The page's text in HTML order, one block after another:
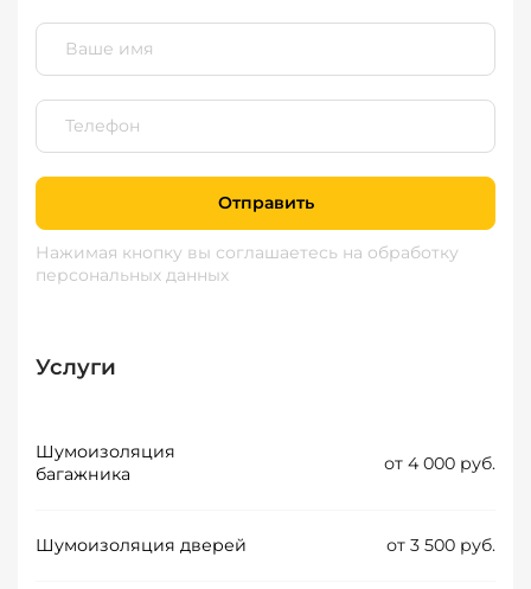
Отправить
Нажимая кнопку вы соглашаетесь на обработку
персональных данных
Услуги
Шумоизоляция
багажника
от 4 000 руб.
Шумоизоляция дверей от 3 500 руб.